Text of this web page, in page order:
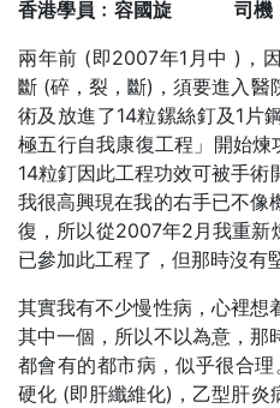
香港學員﹕容國旋 司機
兩年前 (即2007年1月中 )，
斷 (碎，裂，斷)，須要進入醫
術及放進了14粒鏍絲釘及1片
極五行自我康復工程」開始煉
14粒釘因此工程功效可被手術
我很高興現在我的右手已不像
復，所以從2007年2月我重新
已參加此工程了，但那時沒有
其實我有不少慢性病，心裡想
其中一個，所以不以為意，那
都會有的都市病，似乎很合
硬化 (即肝纖維化)，乙型肝炎